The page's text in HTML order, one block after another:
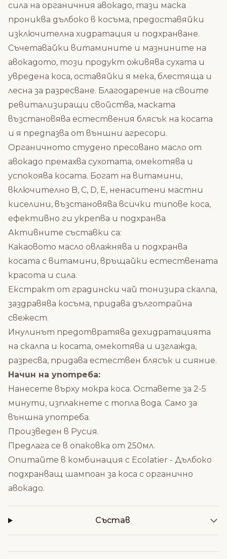
сила на органичния авокадо, тази маска
прониква дълбоко в косъма, предоставяйки
изключителна хидратация и подхранване.
Съчетавайки витамините и мазнините на
авокадото, този продукт оживява сухата и
увредена коса, оставяйки я мека, блестяща и
лесна за разресване. Благодарение на своите
ревитализиращи свойства, маската
възстановява естествения блясък на косата
и я предпазва от външни агресори.
Органичното студено пресовано масло от
авокадо премахва сухотата, омекотява и
успокоява косата. Богат на витамини,
включително B, C, D, E, ненаситени мастни
киселини, възстановява всички типове коса,
ефективно ги укрепва и подхранва
Активните съставки са:
Какаовото масло овлажнява и подхранва
косата с витамини, връщайки естествената
красота и сила.
Екстракт от градински чай тонизира скалпа,
заздравява косъма, придава дълготрайна
свежест.
Инулинът предотвратява дехидратацията
на скалпа и косата, омекотява и изглажда,
разресва, придава естествен блясък и сияние.
Начин на употреба:
Нанесете върху мокра коса. Оставете за 2-5
минути, изплакнете с топла вода. Само за
външна употреба.
Произведен в Русия.
Предлага се в опаковка от 250мл.
Опитайте в комбинация с Ecolatier - Дълбоко
подхранващ шампоан за коса с органично
авокадо.
Състав